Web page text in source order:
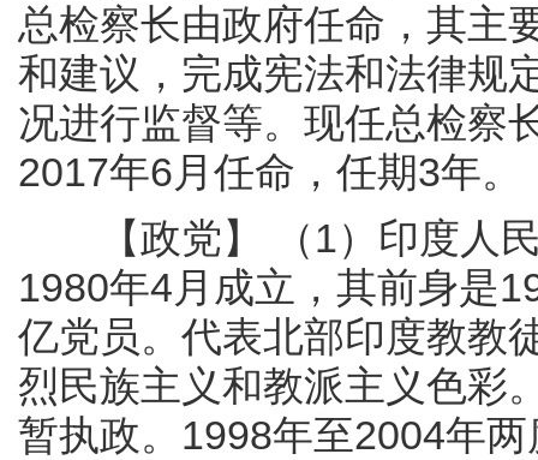
总检察长由政府任命，其主
和建议，完成宪法和法律规
况进行监督等。现任总检察
2017年6月任命，任期3年。
【政党】 （1）印度人民
1980年4月成立，其前身是
亿党员。代表北部印度教教
烈民族主义和教派主义色彩
暂执政。1998年至2004年